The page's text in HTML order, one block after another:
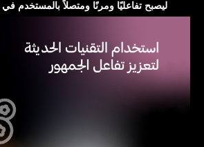
ليصبح تفاعليًا ومرنًا ومتصلاً بالمستخدم